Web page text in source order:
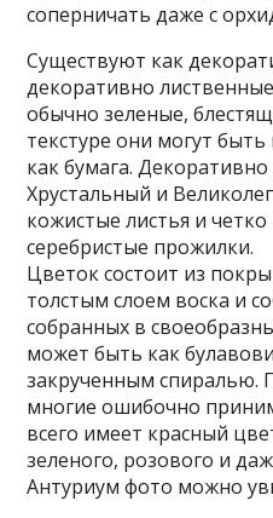
соперничать даже с
Существуют как
декоративно
обычно зеленые,
текстуре они могут
как бумага.
Хрустальный и
кожистые листья и
серебристые прожилки.
Цветок состоит из
толстым слоем воска и
собранных в
может быть как
закрученным спиралью.
многие ошибочно
всего имеет красный
зеленого, розового и
Антуриум фото можно